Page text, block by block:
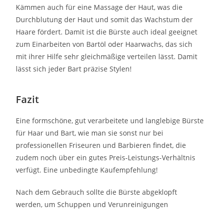
Kämmen auch für eine Massage der Haut, was die
Durchblutung der Haut und somit das Wachstum der
Haare fördert. Damit ist die Bürste auch ideal geeignet
zum Einarbeiten von Bartöl oder Haarwachs, das sich
mit ihrer Hilfe sehr gleichmäßige verteilen lässt. Damit
lässt sich jeder Bart präzise Stylen!
Fazit
Eine formschöne, gut verarbeitete und langlebige Bürste
für Haar und Bart, wie man sie sonst nur bei
professionellen Friseuren und Barbieren findet, die
zudem noch über ein gutes Preis-Leistungs-Verhältnis
verfügt. Eine unbedingte Kaufempfehlung!
Nach dem Gebrauch sollte die Bürste abgeklopft
werden, um Schuppen und Verunreinigungen